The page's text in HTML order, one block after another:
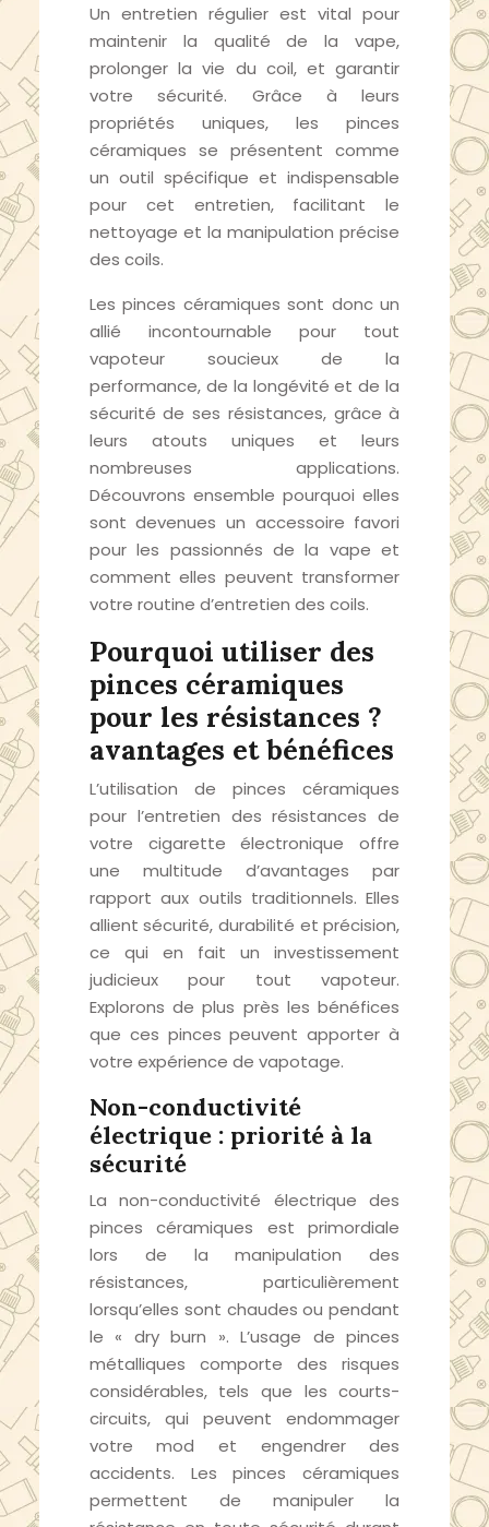
Un entretien régulier est vital pour
maintenir la qualité de la vape,
prolonger la vie du coil, et garantir
votre sécurité. Grâce à leurs
propriétés uniques, les pinces
céramiques se présentent comme
un outil spécifique et indispensable
pour cet entretien, facilitant le
nettoyage et la manipulation précise
des coils.
Les pinces céramiques sont donc un
allié incontournable pour tout
vapoteur soucieux de la
performance, de la longévité et de la
sécurité de ses résistances, grâce à
leurs atouts uniques et leurs
nombreuses applications.
Découvrons ensemble pourquoi elles
sont devenues un accessoire favori
pour les passionnés de la vape et
comment elles peuvent transformer
votre routine d’entretien des coils.
Pourquoi utiliser des
pinces céramiques
pour les résistances ?
avantages et bénéfices
L’utilisation de pinces céramiques
pour l’entretien des résistances de
votre cigarette électronique offre
une multitude d’avantages par
rapport aux outils traditionnels. Elles
allient sécurité, durabilité et précision,
ce qui en fait un investissement
judicieux pour tout vapoteur.
Explorons de plus près les bénéfices
que ces pinces peuvent apporter à
votre expérience de vapotage.
Non-conductivité
électrique : priorité à la
sécurité
La non-conductivité électrique des
pinces céramiques est primordiale
lors de la manipulation des
résistances, particulièrement
lorsqu’elles sont chaudes ou pendant
le « dry burn ». L’usage de pinces
métalliques comporte des risques
considérables, tels que les courts-
circuits, qui peuvent endommager
votre mod et engendrer des
accidents. Les pinces céramiques
permettent de manipuler la